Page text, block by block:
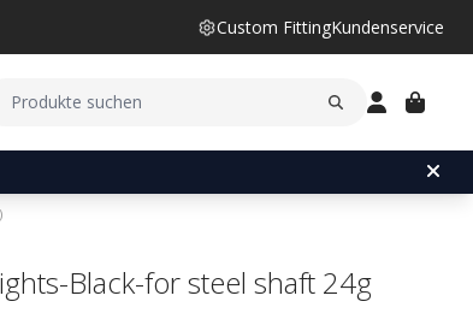
Custom FittingKundenservice
Bewertung:
bewertungen:
)
Black-for steel shaft 24g